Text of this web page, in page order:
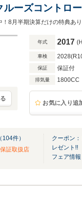
ーズコントロ
スタート 前席
年式 2017
車検
保証 保証付
排気量 1800CC
お気に入り追
104件）
証取扱店
クーポン
レゼント!!
フェア情報